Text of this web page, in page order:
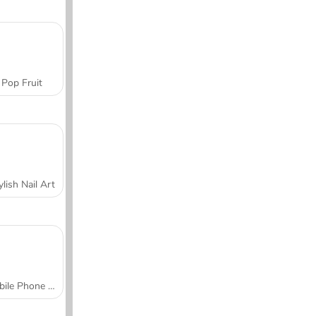
Pop Fruit
Nail Art
Mobile Phone Case Design & DIY